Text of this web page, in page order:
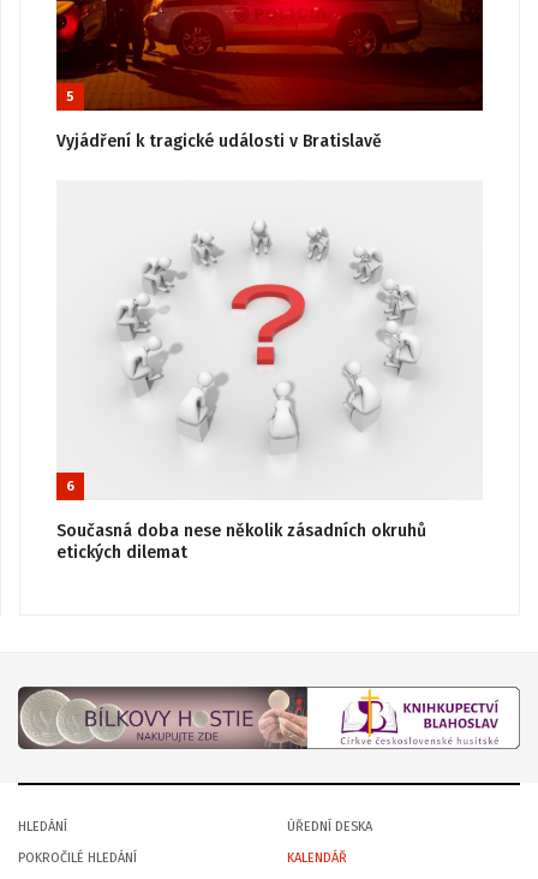
5
Vyjádření k tragické události v Bratislavě
6
Současná doba nese několik zásadních okruhů
etických dilemat
HLEDÁNÍ
POKROČILÉ HLEDÁNÍ
ÚŘEDNÍ DESKA
KALENDÁŘ